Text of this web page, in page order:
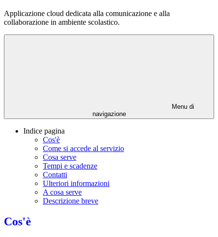
Applicazione cloud dedicata alla comunicazione e alla
collaborazione in ambiente scolastico.
Menu di
navigazione
Indice pagina
Cos'è
Come si accede al servizio
Cosa serve
Tempi e scadenze
Contatti
Ulteriori informazioni
A cosa serve
Descrizione breve
Cos'è